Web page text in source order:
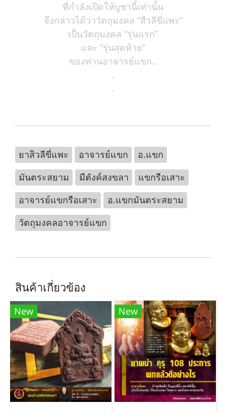
ที่กำลังเปิดให้บูชานี้เท่านั้น
จึงกล่าวได้ว่าวัตถุมงคล “สีวลีขี่แพะ”
เป็นวัตถุมงคล “รุ่นแรก”
และ “รุ่นสุดท้าย”
ของท่านอาจารย์แขก..
.
.
ยาสิวลีขี่แพะ อาจารย์แขก
อ.แขก
มันตระสยาม
มีตังค์สงขลา
แขกรือเสาะ
อาจารย์แขกรือเสาะ
อ.แขกมันตระสยาม
วัตถุมงคลอาจารย์แขก
สินค้าเกี่ยวข้อง
New New